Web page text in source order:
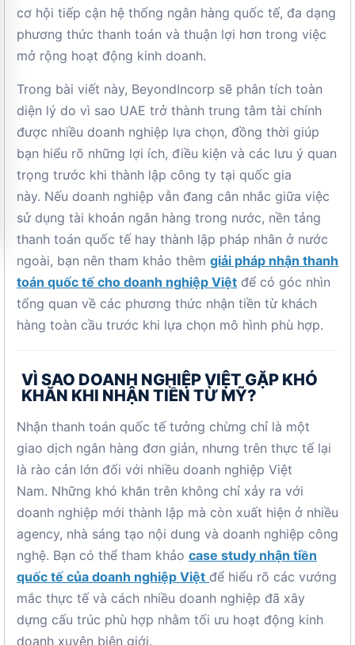
cơ hội tiếp cận hệ thống ngân hàng quốc tế, đa dạng
phương thức thanh toán và thuận lợi hơn trong việc
mở rộng hoạt động kinh doanh.
Trong bài viết này, BeyondIncorp sẽ phân tích toàn
diện lý do vì sao UAE trở thành trung tâm tài chính
được nhiều doanh nghiệp lựa chọn, đồng thời giúp
bạn hiểu rõ những lợi ích, điều kiện và các lưu ý quan
trọng trước khi thành lập công ty tại quốc gia
này. Nếu doanh nghiệp vẫn đang cân nhắc giữa việc
sử dụng tài khoản ngân hàng trong nước, nền tảng
thanh toán quốc tế hay thành lập pháp nhân ở nước
ngoài, bạn nên tham khảo thêm giải pháp nhận thanh
toán quốc tế cho doanh nghiệp Việt để có góc nhìn
tổng quan về các phương thức nhận tiền từ khách
hàng toàn cầu trước khi lựa chọn mô hình phù hợp.
VÌ SAO DOANH NGHIỆP VIỆT GẶP KHÓ
KHĂN KHI NHẬN TIỀN TỪ MỸ?
Nhận thanh toán quốc tế tưởng chừng chỉ là một
giao dịch ngân hàng đơn giản, nhưng trên thực tế lại
là rào cản lớn đối với nhiều doanh nghiệp Việt
Nam. Những khó khăn trên không chỉ xảy ra với
doanh nghiệp mới thành lập mà còn xuất hiện ở nhiều
agency, nhà sáng tạo nội dung và doanh nghiệp công
nghệ. Bạn có thể tham khảo case study nhận tiền
quốc tế của doanh nghiệp Việt để hiểu rõ các vướng
mắc thực tế và cách nhiều doanh nghiệp đã xây
dựng cấu trúc phù hợp nhằm tối ưu hoạt động kinh
doanh xuyên biên giới.